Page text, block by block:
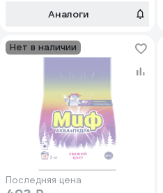
Аналоги
Нет в наличии
Последняя цена